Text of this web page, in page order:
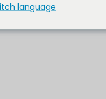
language